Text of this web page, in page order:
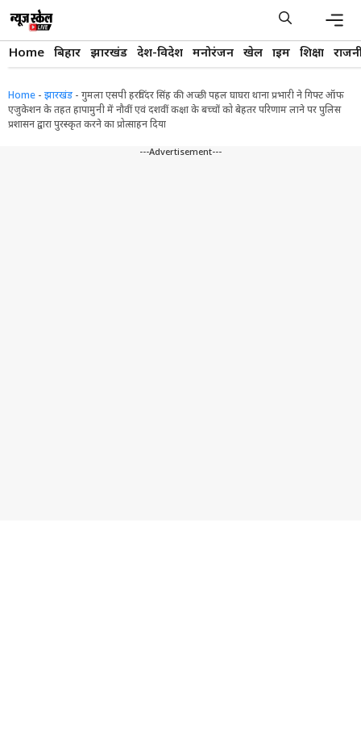
content
Home बिहार झारखंड देश-विदेश मनोरंजन खेल क्राइम शिक्षा
Home - झारखंड - गुमला एसपी हरविंदर सिंह की अच्छी पहल घाघरा थाना प्रभारी ने गिफ्ट ऑफ
एजुकेशन के तहत हापामुनी में नौवीं एवं दशवीं कक्षा के बच्चों को बेहतर परिणाम लाने पर पुलिस
प्रशासन द्वारा पुरस्कृत करने का प्रोत्साहन दिया
---Advertisement---